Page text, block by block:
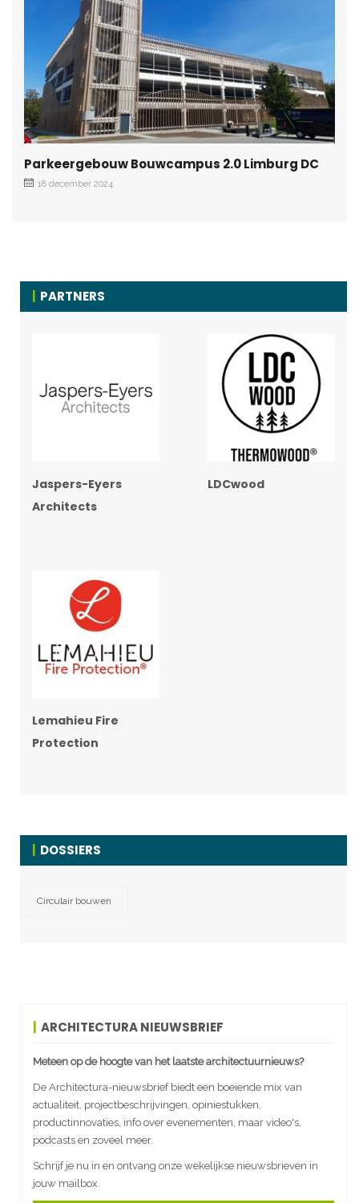
Parkeergebouw Bouwcampus 2.0 Limburg DC
18 december 2024
PARTNERS
Jaspers-Eyers
Architects
LDCwood
Lemahieu Fire
Protection
DOSSIERS
Circulair bouwen
ARCHITECTURA NIEUWSBRIEF
Meteen op de hoogte van het laatste architectuurnieuws?
De Architectura-nieuwsbrief biedt een boeiende mix van
actualiteit, projectbeschrijvingen, opiniestukken,
productinnovaties, info over evenementen, maar video's,
podcasts en zoveel meer.
Schrijf je nu in en ontvang onze wekelijkse nieuwsbrieven in
jouw mailbox.